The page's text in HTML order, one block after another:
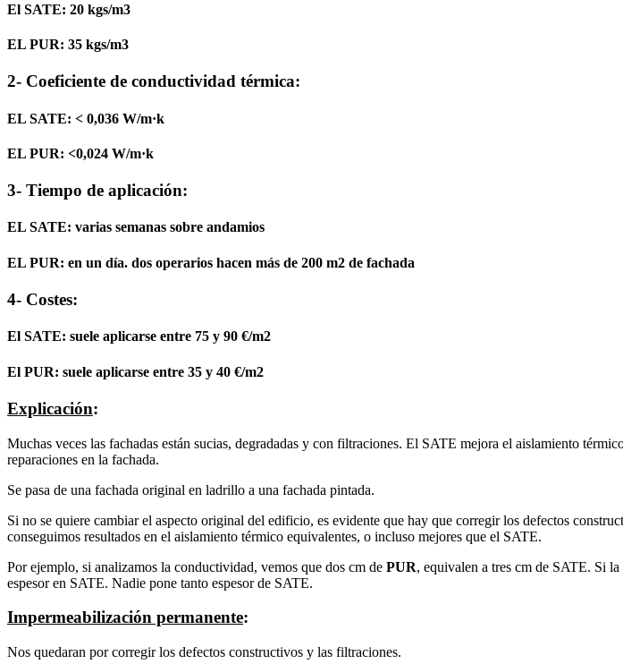
El SATE: 20 kgs/m3
EL PUR: 35 kgs/m3
2- Coeficiente de conductividad térmica:
EL SATE: < 0,036 W/m·k
EL PUR: <0,024 W/m·k
3- Tiempo de aplicación:
EL SATE: varias semanas sobre andamios
EL PUR: en un día. dos operarios hacen más de 200 m2 de fachada
4- Costes:
El SATE: suele aplicarse entre 75 y 90 €/m2
El PUR: suele aplicarse entre 35 y 40 €/m2
Explicación:
Muchas veces las fachadas están sucias, degradadas y con filtraciones. El SATE mejora el aislamiento
reparaciones en la fachada.
Se pasa de una fachada original en ladrillo a una fachada pintada.
Si no se quiere cambiar el aspecto original del edificio, es evidente que hay que corregir los defectos
conseguimos resultados en el aislamiento térmico equivalentes, o incluso mejores que el SATE.
Por ejemplo, si analizamos la conductividad, vemos que dos cm de PUR, equivalen a tres cm de SATE. Si
espesor en SATE. Nadie pone tanto espesor de SATE.
Impermeabilización permanente:
Nos quedaran por corregir los defectos constructivos y las filtraciones.